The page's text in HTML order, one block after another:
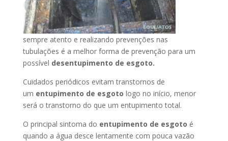
sempre atento e realizando prevenções nas
tubulações é a melhor forma de prevenção para um
possível desentupimento de esgoto.
Cuidados periódicos evitam transtornos de
um entupimento de esgoto logo no início, menor
será o transtorno do que um entupimento total.
O principal sintoma do entupimento de esgoto é
quando a água desce lentamente com pouca vazão